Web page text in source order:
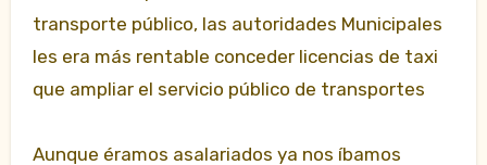
transporte público, las autoridades Municipales
les era más rentable conceder licencias de taxi
que ampliar el servicio público de transportes
Aunque éramos asalariados ya nos íbamos